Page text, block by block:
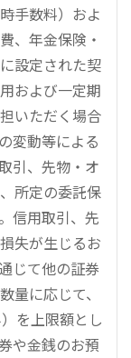
手数料）およ
、年金保険・
設定された契
および一定期
いただく場合
変動等による
引、先物・オ
所定の委託保
信用取引、先
失が生じるお
じて他の証券
量に応じて、
を上限額とし
や金銭のお預